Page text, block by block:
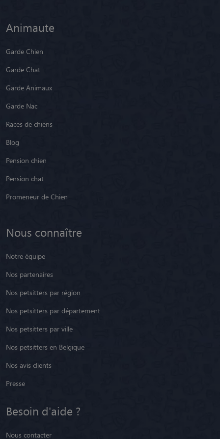
Animaute
Garde Chien
Garde Chat
Garde Animaux
Garde Nac
Races de chiens
Blog
Pension chien
Pension chat
Promeneur de Chien
Nous connaître
Notre équipe
Nos partenaires
Nos petsitters par région
Nos petsitters par département
Nos petsitters par ville
Nos petsitters en Belgique
Nos avis clients
Presse
Besoin d'aide ?
Nous contacter